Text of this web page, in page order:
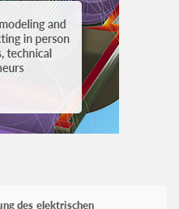
des elektrischen